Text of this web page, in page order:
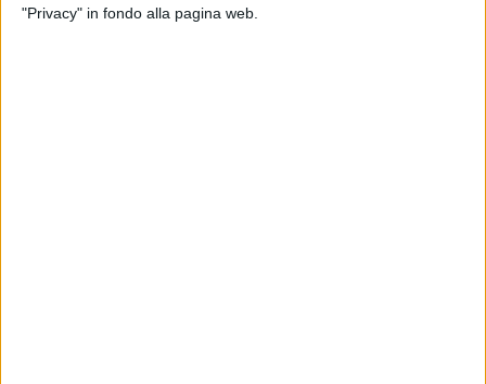
"Privacy" in fondo alla pagina web.